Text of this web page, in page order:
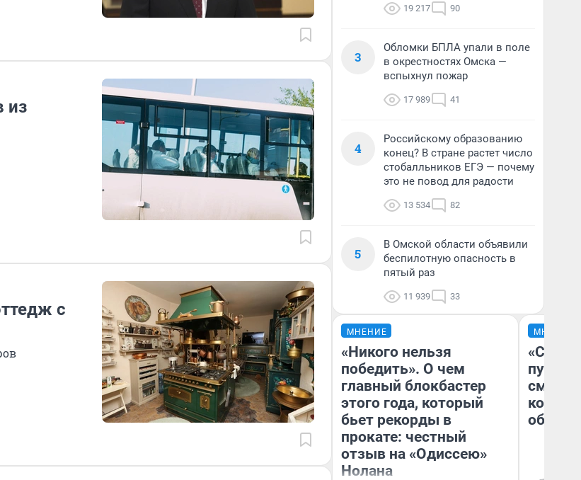
из
с
19 217 90
3
Обломки БПЛА упали в поле
в окрестностях Омска —
вспыхнул пожар
17 989 41
4
Российскому образованию
конец? В стране растет число
стобалльников ЕГЭ — почему
это не повод для радости
13 534 82
5
В Омской области объявили
беспилотную опасность в
пятый раз
11 939 33
МНЕНИЕ
«Никого нельзя
победить». О чем
главный блокбастер
этого года, который
бьет рекорды в
прокате: честный
отзыв на «Одиссею»
Нолана
МНЕНИЕ